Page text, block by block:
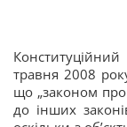
травня 2008
що „законом
до інших